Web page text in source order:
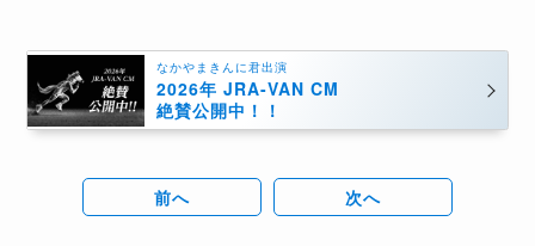
なかやまきんに君出演
2026年 JRA-VAN CM
絶賛公開中！！
前へ 次へ